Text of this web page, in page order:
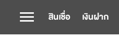
สินเชื่อ เงินฝาก